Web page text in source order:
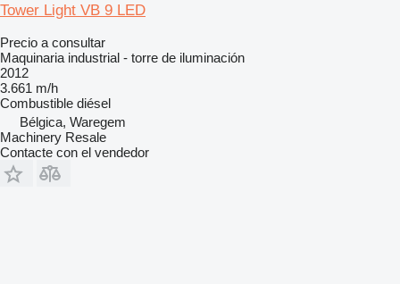
Tower Light VB 9 LED
Precio a consultar
Maquinaria industrial - torre de iluminación
2012
3.661 m/h
Combustible diésel
Bélgica, Waregem
Machinery Resale
Contacte con el vendedor